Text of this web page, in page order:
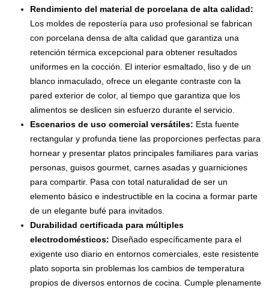
Rendimiento del material de porcelana de alta calidad:
Los moldes de repostería para uso profesional se fabrican
con porcelana densa de alta calidad que garantiza una
retención térmica excepcional para obtener resultados
uniformes en la cocción. El interior esmaltado, liso y de un
blanco inmaculado, ofrece un elegante contraste con la
pared exterior de color, al tiempo que garantiza que los
alimentos se deslicen sin esfuerzo durante el servicio.
Escenarios de uso comercial versátiles: Esta fuente
rectangular y profunda tiene las proporciones perfectas para
hornear y presentar platos principales familiares para varias
personas, guisos gourmet, carnes asadas y guarniciones
para compartir. Pasa con total naturalidad de ser un
elemento básico e indestructible en la cocina a formar parte
de un elegante bufé para invitados.
Durabilidad certificada para múltiples
electrodomésticos: Diseñado específicamente para el
exigente uso diario en entornos comerciales, este resistente
plato soporta sin problemas los cambios de temperatura
propios de diversos entornos de cocina. Cumple plenamente